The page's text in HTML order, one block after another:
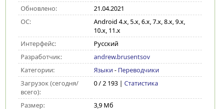
Обновлено:
21.04.2021
ОС:
Android 4.x, 5.x, 6.x, 7.x, 8.x, 9.x,
10.x, 11.x
Интерфейс:
Русский
Разработчик:
andrew.brusentsov
Категории:
Языки- Переводчики
Загрузок (сегодня/
всего):
0 / 2 193 | Статистика
Размер: 3,9 Мб